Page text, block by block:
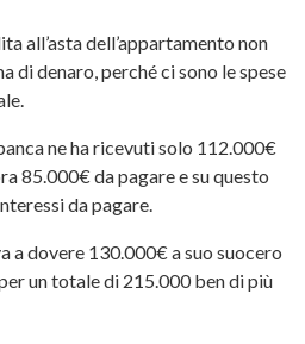
all’asta dell’appartamento non
di denaro, perché ci sono le spese
ne ha ricevuti solo 112.000€
85.000€ da pagare e su questo
da pagare.
a dovere 130.000€ a suo suocero
un totale di 215.000 ben di più